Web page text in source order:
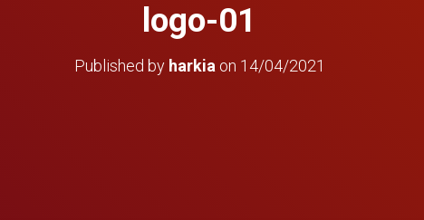
logo-01
Published by harkia on 14/04/2021